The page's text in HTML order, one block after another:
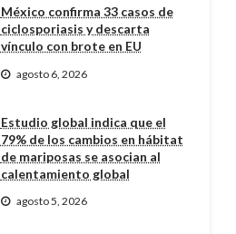
México confirma 33 casos de
ciclosporiasis y descarta
vínculo con brote en EU
agosto 6, 2026
Estudio global indica que el
79% de los cambios en hábitat
de mariposas se asocian al
calentamiento global
agosto 5, 2026